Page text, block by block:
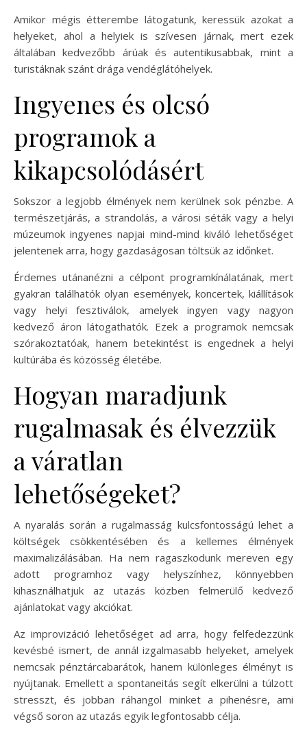
Amikor mégis étterembe látogatunk, keressük azokat a
helyeket, ahol a helyiek is szívesen járnak, mert ezek
általában kedvezőbb árúak és autentikusabbak, mint a
turistáknak szánt drága vendéglátóhelyek.
Ingyenes és olcsó
programok a
kikapcsolódásért
Sokszor a legjobb élmények nem kerülnek sok pénzbe. A
természetjárás, a strandolás, a városi séták vagy a helyi
múzeumok ingyenes napjai mind-mind kiváló lehetőséget
jelentenek arra, hogy gazdaságosan töltsük az időnket.
Érdemes utánanézni a célpont programkínálatának, mert
gyakran találhatók olyan események, koncertek, kiállítások
vagy helyi fesztiválok, amelyek ingyen vagy nagyon
kedvező áron látogathatók. Ezek a programok nemcsak
szórakoztatóak, hanem betekintést is engednek a helyi
kultúrába és közösség életébe.
Hogyan maradjunk
rugalmasak és élvezzük
a váratlan
lehetőségeket?
A nyaralás során a rugalmasság kulcsfontosságú lehet a
költségek csökkentésében és a kellemes élmények
maximalizálásában. Ha nem ragaszkodunk mereven egy
adott programhoz vagy helyszínhez, könnyebben
kihasználhatjuk az utazás közben felmerülő kedvező
ajánlatokat vagy akciókat.
Az improvizáció lehetőséget ad arra, hogy felfedezzünk
kevésbé ismert, de annál izgalmasabb helyeket, amelyek
nemcsak pénztárcabarátok, hanem különleges élményt is
nyújtanak. Emellett a spontaneitás segít elkerülni a túlzott
stresszt, és jobban ráhangol minket a pihenésre, ami
végső soron az utazás egyik legfontosabb célja.